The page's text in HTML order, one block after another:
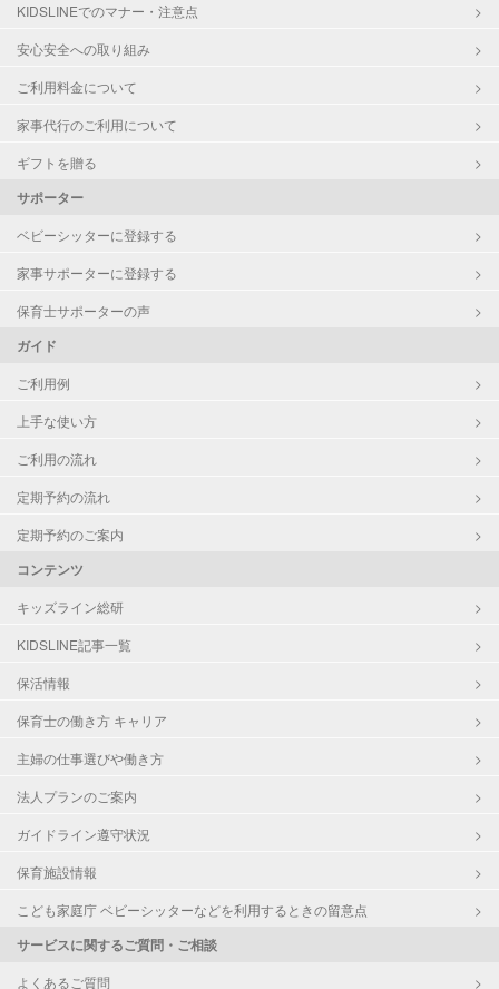
KIDSLINEでのマナー・注意点
安心安全への取り組み
ご利用料金について
家事代行のご利用について
ギフトを贈る
サポーター
ベビーシッターに登録する
家事サポーターに登録する
保育士サポーターの声
ガイド
ご利用例
上手な使い方
ご利用の流れ
定期予約の流れ
定期予約のご案内
コンテンツ
キッズライン総研
KIDSLINE記事一覧
保活情報
保育士の働き方 キャリア
主婦の仕事選びや働き方
法人プランのご案内
ガイドライン遵守状況
保育施設情報
こども家庭庁 ベビーシッターなどを利用するときの留意点
サービスに関するご質問・ご相談
よくあるご質問